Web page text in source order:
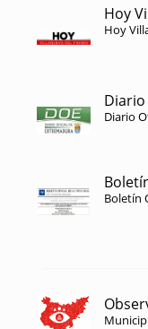
Hoy
Hoy
Diario
Boletín